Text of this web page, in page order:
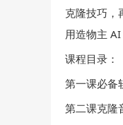
克隆技巧，
用造物主
课程目录：
第一课必备
第二课克隆